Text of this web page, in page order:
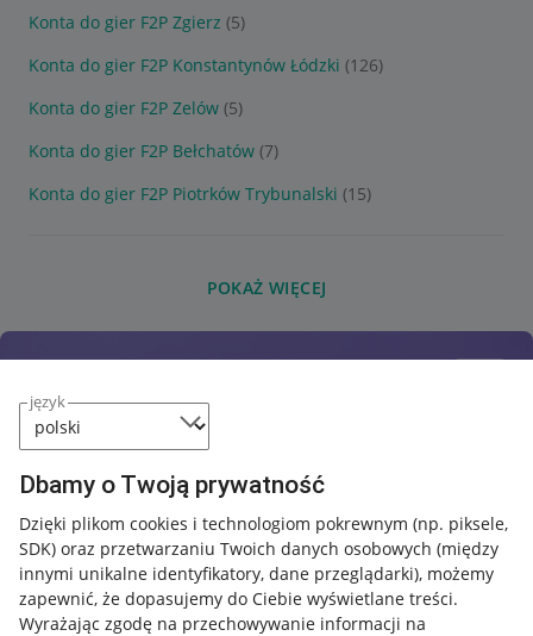
język
Dbamy o Twoją prywatność
Dzięki plikom cookies i technologiom pokrewnym (np. piksele,
SDK) oraz przetwarzaniu Twoich danych osobowych (między
innymi unikalne identyfikatory, dane przeglądarki), możemy
zapewnić, że dopasujemy do Ciebie wyświetlane treści.
Wyrażając zgodę na przechowywanie informacji na
Konta do gier F2P Zgierz (5)
Konta do gier F2P Konstantynów Łódzki (126)
Konta do gier F2P Zelów (5)
Konta do gier F2P Bełchatów (7)
Konta do gier F2P Piotrków Trybunalski (15)
POKAŻ WIĘCEJ